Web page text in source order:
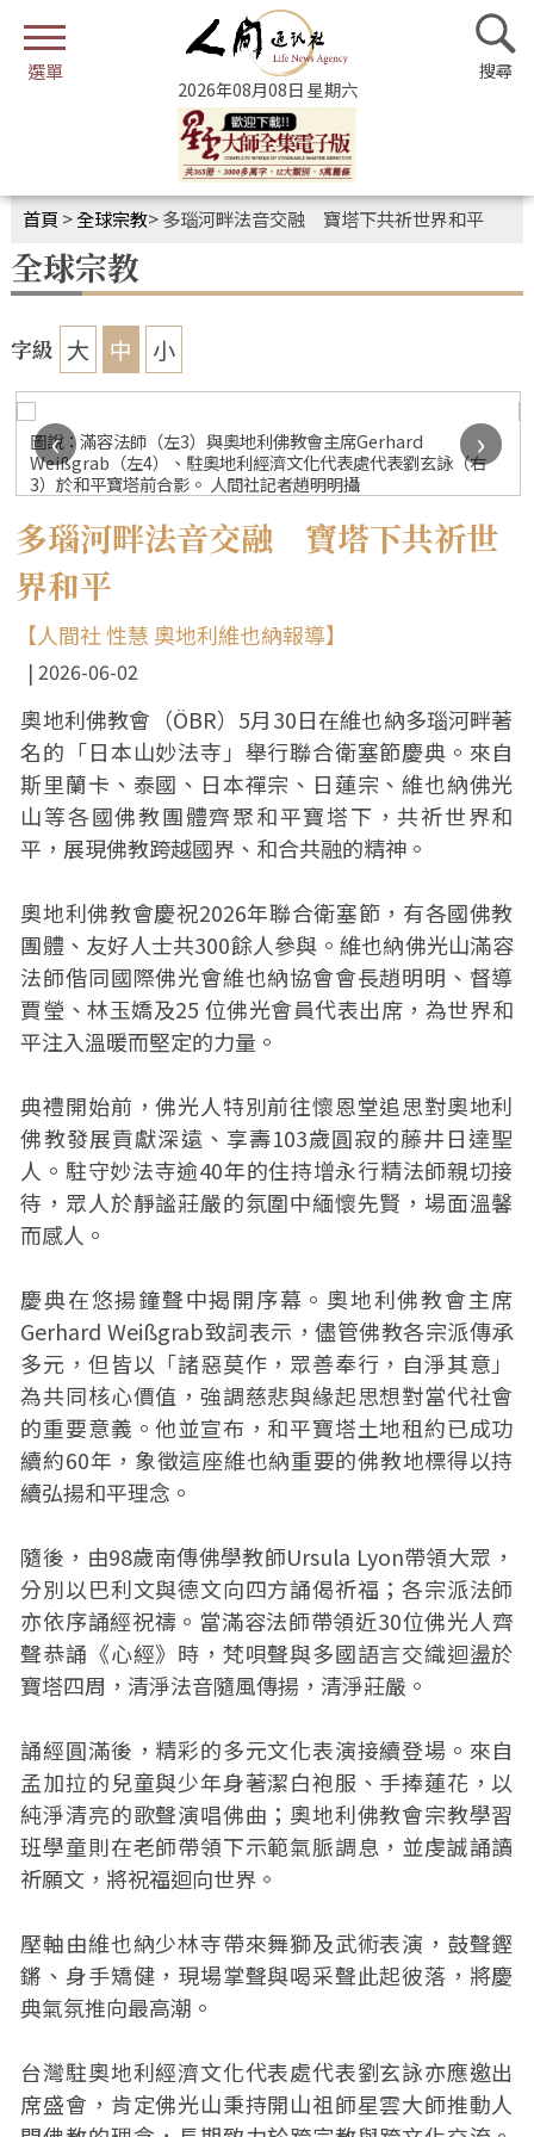
2026年08月08日 星期六
首頁 >全球宗教>多瑙河畔法音交融 寶塔下共祈世界和平
全球宗教
字級 大 中 小
圖說：維也納少林寺在和平寶塔前，表演精湛武術與功夫，贏得
全場喝采。 人間社記者趙明明攝
‹ ›
多瑙河畔法音交融 寶塔下共祈世
界和平
【人間社 性慧 奧地利維也納報導】
2026-06-02
奧地利佛教會（ÖBR）5月30日在維也納多瑙河畔著
名的「日本山妙法寺」舉行聯合衛塞節慶典。來自
斯里蘭卡、泰國、日本禪宗、日蓮宗、維也納佛光
山等各國佛教團體齊聚和平寶塔下，共祈世界和
平，展現佛教跨越國界、和合共融的精神。
奧地利佛教會慶祝2026年聯合衛塞節，有各國佛教
團體、友好人士共300餘人參與。維也納佛光山滿容
法師偕同國際佛光會維也納協會會長趙明明、督導
賈瑩、林玉嬌及25 位佛光會員代表出席，為世界和
平注入溫暖而堅定的力量。
典禮開始前，佛光人特別前往懷恩堂追思對奧地利
佛教發展貢獻深遠、享壽103歲圓寂的藤井日達聖
人。駐守妙法寺逾40年的住持增永行精法師親切接
待，眾人於靜謐莊嚴的氛圍中緬懷先賢，場面溫馨
而感人。
慶典在悠揚鐘聲中揭開序幕。奧地利佛教會主席
Gerhard Weißgrab致詞表示，儘管佛教各宗派傳承
多元，但皆以「諸惡莫作，眾善奉行，自淨其意」
為共同核心價值，強調慈悲與緣起思想對當代社會
的重要意義。他並宣布，和平寶塔土地租約已成功
續約60年，象徵這座維也納重要的佛教地標得以持
續弘揚和平理念。
隨後，由98歲南傳佛學教師Ursula Lyon帶領大眾，
分別以巴利文與德文向四方誦偈祈福；各宗派法師
亦依序誦經祝禱。當滿容法師帶領近30位佛光人齊
聲恭誦《心經》時，梵唄聲與多國語言交織迴盪於
寶塔四周，清淨法音隨風傳揚，清淨莊嚴。
誦經圓滿後，精彩的多元文化表演接續登場。來自
孟加拉的兒童與少年身著潔白袍服、手捧蓮花，以
純淨清亮的歌聲演唱佛曲；奧地利佛教會宗教學習
班學童則在老師帶領下示範氣脈調息，並虔誠誦讀
祈願文，將祝福迴向世界。
壓軸由維也納少林寺帶來舞獅及武術表演，鼓聲鏗
鏘、身手矯健，現場掌聲與喝采聲此起彼落，將慶
典氣氛推向最高潮。
台灣駐奧地利經濟文化代表處代表劉玄詠亦應邀出
席盛會，肯定佛光山秉持開山祖師星雲大師推動人